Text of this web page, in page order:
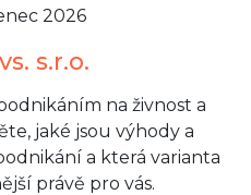
2026
s.r.o.
na živnost a
jaké jsou výhody a
a která varianta
právě pro vás.